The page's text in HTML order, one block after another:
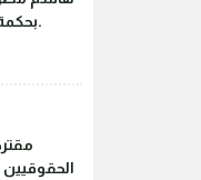
بحكمة الرجال وأخلاق الكبار.